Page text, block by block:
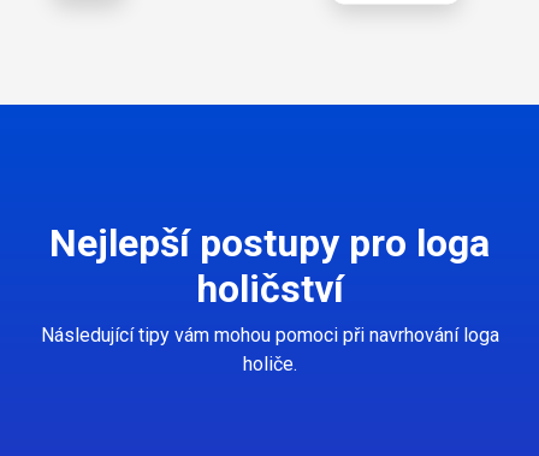
Nejlepší postupy pro loga
holičství
Následující tipy vám mohou pomoci při navrhování loga
holiče.